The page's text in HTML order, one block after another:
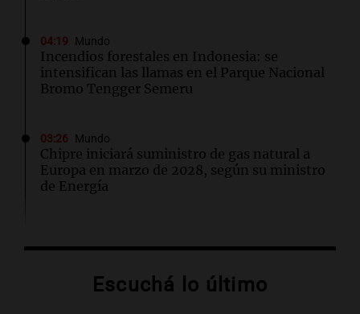
04:19 Mundo
Incendios forestales en Indonesia: se
intensifican las llamas en el Parque Nacional
Bromo Tengger Semeru
03:26 Mundo
Chipre iniciará suministro de gas natural a
Europa en marzo de 2028, según su ministro
de Energía
Más de 1.300 vuelos cancelados en Shanghái
Escuchá lo último